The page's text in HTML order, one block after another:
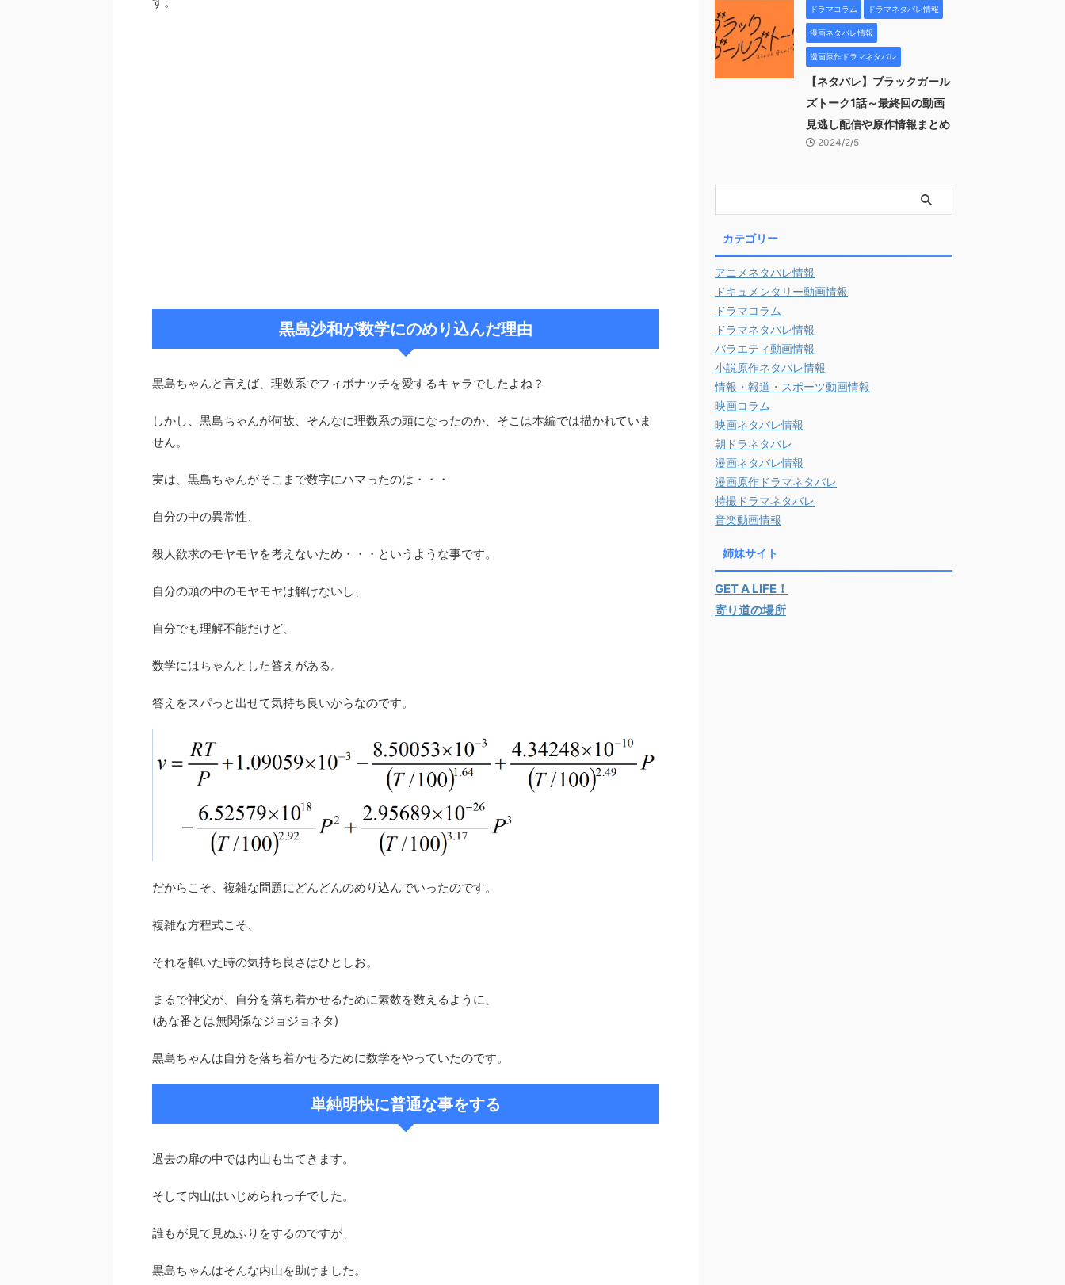
黒島沙和が数学にのめり込んだ理由
黒島ちゃんと言えば、理数系でフィボナッチを愛するキャラでしたよね？
しかし、黒島ちゃんが何故、そんなに理数系の頭になったのか、そこは本編では描かれていま
せん。
実は、黒島ちゃんがそこまで数字にハマったのは・・・
自分の中の異常性、
殺人欲求のモヤモヤを考えないため・・・というような事です。
自分の頭の中のモヤモヤは解けないし、
自分でも理解不能だけど、
数学にはちゃんとした答えがある。
答えをスパっと出せて気持ち良いからなのです。
だからこそ、複雑な問題にどんどんのめり込んでいったのです。
複雑な方程式こそ、
それを解いた時の気持ち良さはひとしお。
まるで神父が、自分を落ち着かせるために素数を数えるように、
(あな番とは無関係なジョジョネタ)
黒島ちゃんは自分を落ち着かせるために数学をやっていたのです。
単純明快に普通な事をする
過去の扉の中では内山も出てきます。
そして内山はいじめられっ子でした。
誰もが見て見ぬふりをするのですが、
黒島ちゃんはそんな内山を助けました。
ドラマコラム ドラマネタバレ情報
漫画ネタバレ情報
漫画原作ドラマネタバレ
【ネタバレ】ブラックガール
ズトーク1話～最終回の動画
見逃し配信や原作情報まとめ
2024/2/5
カテゴリー
アニメネタバレ情報
ドキュメンタリー動画情報
ドラマコラム
ドラマネタバレ情報
バラエティ動画情報
小説原作ネタバレ情報
情報・報道・スポーツ動画情報
映画コラム
映画ネタバレ情報
朝ドラネタバレ
漫画ネタバレ情報
漫画原作ドラマネタバレ
特撮ドラマネタバレ
音楽動画情報
姉妹サイト
GET A LIFE！
寄り道の場所